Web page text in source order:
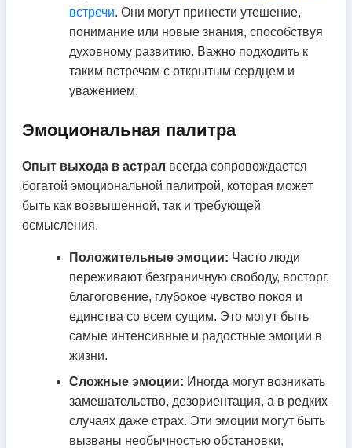
встречи. Они могут принести утешение,
понимание или новые знания, способствуя
духовному развитию. Важно подходить к
таким встречам с открытым сердцем и
уважением.
Эмоциональная палитра
Опыт выхода в астрал всегда сопровождается
богатой эмоциональной палитрой, которая может
быть как возвышенной, так и требующей
осмысления.
Положительные эмоции: Часто люди
переживают безграничную свободу, восторг,
благоговение, глубокое чувство покоя и
единства со всем сущим. Это могут быть
самые интенсивные и радостные эмоции в
жизни.
Сложные эмоции: Иногда могут возникать
замешательство, дезориентация, а в редких
случаях даже страх. Эти эмоции могут быть
вызваны необычностью обстановки,